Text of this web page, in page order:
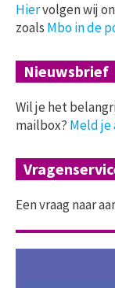
Hiervolgen wij
zoals Mbo in de
Nieuwsbrief
Wil je het
mailbox? Meld je
Een vraag naar